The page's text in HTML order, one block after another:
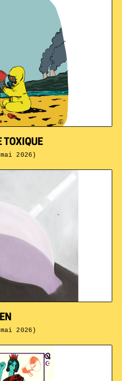
2026)
TOXIQUE
2026)